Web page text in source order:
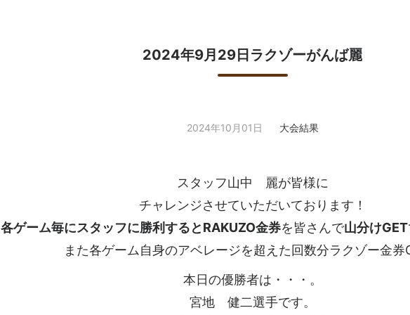
2024年9月29日ラクゾーがんば麗
2024年10月01日 大会結果
スタッフ山中 麗が皆様に
チャレンジさせていただいております！
各ゲーム毎にスタッフに勝利するとRAKUZO金券を皆さんで山分けGET
また各ゲーム自身のアベレージを超えた回数分ラクゾー金券
本日の優勝者は・・・。
宮地 健二選手です。